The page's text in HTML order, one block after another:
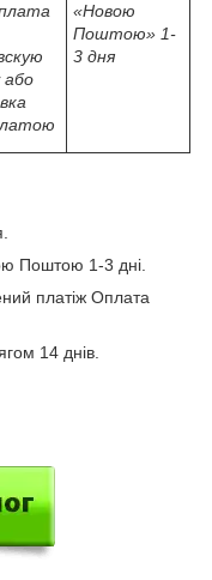
або
«Новою
Поштою» 1-
3 дня
Поштою 1-3 дні.
платіж Оплата
14 днів.